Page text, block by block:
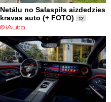
Netālu no Salaspils aizdedzies
kravas auto (+ FOTO)
12